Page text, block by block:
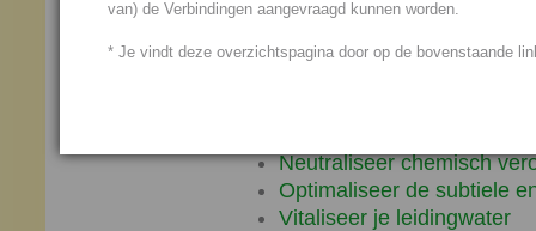
Je huis energetisch
Je hooggevoeligheid
Neutraliseer chemisch
Optimaliseer de subtiele
Vitaliseer je leidingwater
van) de Verbindingen aangevraagd kunnen worden.
* Je vindt deze overzichtspagina door op de bovenstaande